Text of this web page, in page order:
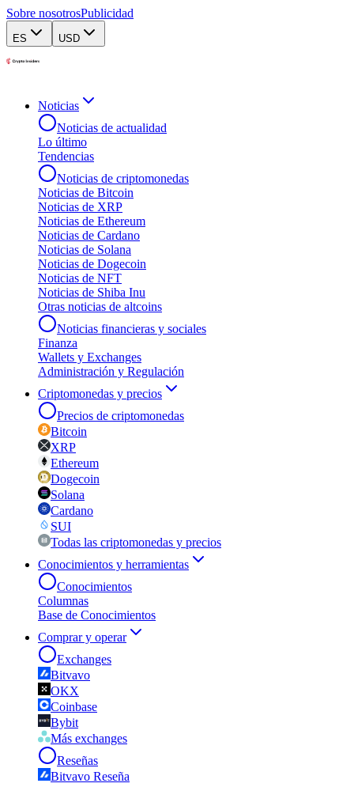
Sobre nosotrosPublicidad
ES USD
Noticias
Noticias de actualidad
Lo último
Tendencias
Noticias de criptomonedas
Noticias de Bitcoin
Noticias de XRP
Noticias de Ethereum
Noticias de Cardano
Noticias de Solana
Noticias de Dogecoin
Noticias de NFT
Noticias de Shiba Inu
Otras noticias de altcoins
Noticias financieras y sociales
Finanza
Wallets y Exchanges
Administración y Regulación
Criptomonedas y precios
Precios de criptomonedas
Bitcoin
XRP
Ethereum
Dogecoin
Solana
Cardano
SUI
Todas las criptomonedas y precios
Conocimientos y herramientas
Conocimientos
Columnas
Base de Conocimientos
Comprar y operar
Exchanges
Bitvavo
OKX
Coinbase
Bybit
Más exchanges
Reseñas
Bitvavo Reseña